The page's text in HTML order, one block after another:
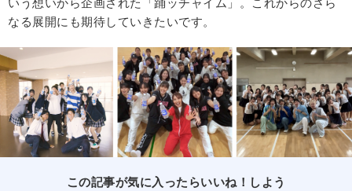
なる展開にも期待していきたいです。
この記事が気に入ったらいいね！しよう